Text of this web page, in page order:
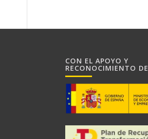
CON EL APOYO Y
RECONOCIMIENTO DE